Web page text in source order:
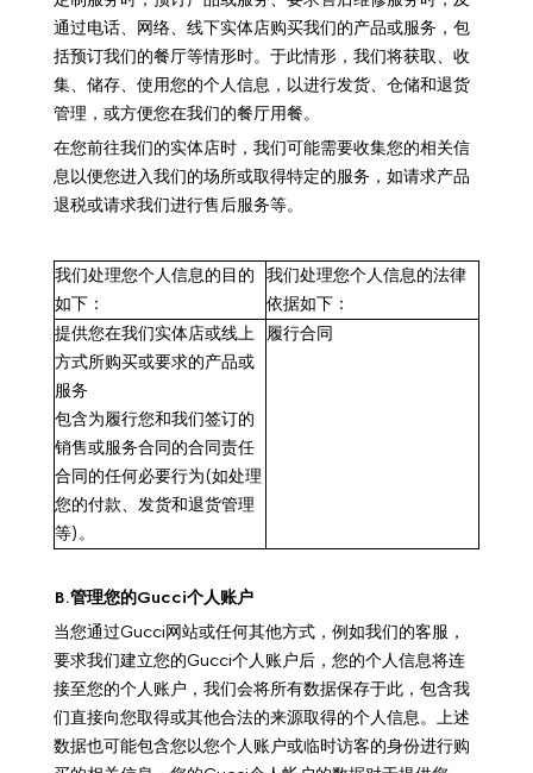
通过电话、网络、线下实体店购买我们的产品或服务，包
括预订我们的餐厅等情形时。于此情形，我们将获取、收
集、储存、使用您的个人信息，以进行发货、仓储和退货
管理，或方便您在我们的餐厅用餐。
在您前往我们的实体店时，我们可能需要收集您的相关信
息以便您进入我们的场所或取得特定的服务，如请求产品
退税或请求我们进行售后服务等。
我们处理您个人信息的目的
如下：
我们处理您个人信息的法律
依据如下：
提供您在我们实体店或线上
方式所购买或要求的产品或
服务
包含为履行您和我们签订的
销售或服务合同的合同责任
合同的任何必要行为(如处理
您的付款、发货和退货管理
等)。
履行合同
B.管理您的Gucci个人账户
当您通过Gucci网站或任何其他方式，例如我们的客服，
要求我们建立您的Gucci个人账户后，您的个人信息将连
接至您的个人账户，我们会将所有数据保存于此，包含我
们直接向您取得或其他合法的来源取得的个人信息。上述
数据也可能包含您以您个人账户或临时访客的身份进行购